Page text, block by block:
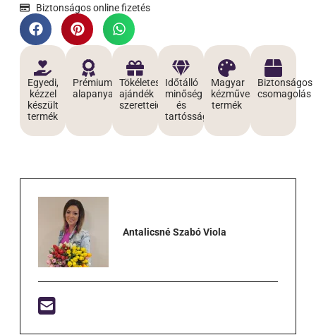
Biztonságos online fizetés
Egyedi,
kézzel
készült
termék
Prémium
alapanyagokból
Tökéletes
ajándék
szeretteidnek
Időtálló
minőség
és
tartósság
Magyar
kézműves
termék
Biztonságos
csomagolás
Antalicsné Szabó Viola